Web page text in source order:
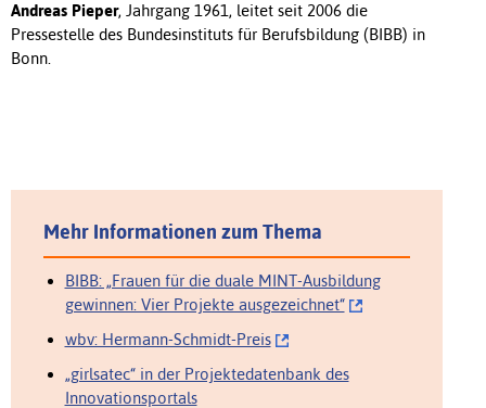
Andreas Pieper, Jahrgang 1961, leitet seit 2006 die
Pressestelle des Bundesinstituts für Berufsbildung (BIBB) in
Bonn.
Mehr Informationen zum Thema
BIBB: „Frauen für die duale MINT-Ausbildung
gewinnen: Vier Projekte ausgezeichnet“
wbv: Hermann-Schmidt-Preis
„girlsatec“ in der Projektedatenbank des
Innovationsportals